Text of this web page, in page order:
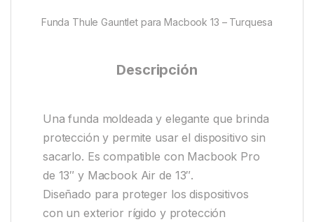
Funda Thule Gauntlet para Macbook 13 – Turquesa
Descripción
Una funda moldeada y elegante que brinda
protección y permite usar el dispositivo sin
sacarlo. Es compatible con Macbook Pro
de 13″ y Macbook Air de 13″.
Diseñado para proteger los dispositivos
con un exterior rígido y protección